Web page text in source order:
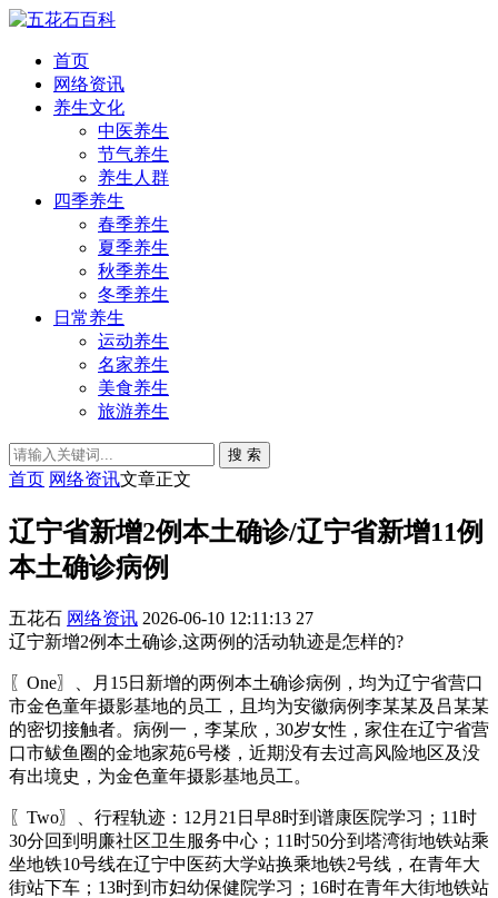
首页
网络资讯
养生文化
中医养生
节气养生
养生人群
四季养生
春季养生
夏季养生
秋季养生
冬季养生
日常养生
运动养生
名家养生
美食养生
旅游养生
搜 索
首页 网络资讯文章正文
辽宁省新增2例本土确诊/辽宁省新增11例
本土确诊病例
五花石 网络资讯 2026-06-10 12:11:13 27
辽宁新增2例本土确诊,这两例的活动轨迹是怎样的?
〖One〗、月15日新增的两例本土确诊病例，均为辽宁省营口
市金色童年摄影基地的员工，且均为安徽病例李某某及吕某某
的密切接触者。病例一，李某欣，30岁女性，家住在辽宁省营
口市鲅鱼圈的金地家苑6号楼，近期没有去过高风险地区及没
有出境史，为金色童年摄影基地员工。
〖Two〗、行程轨迹：12月21日早8时到谱康医院学习；11时
30分回到明廉社区卫生服务中心；11时50分到塔湾街地铁站乘
坐地铁10号线在辽宁中医药大学站换乘地铁2号线，在青年大
街站下车；13时到市妇幼保健院学习；16时在青年大街地铁站